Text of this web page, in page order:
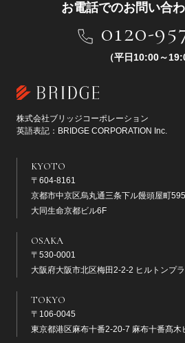
お電話でのお問い合
0120-
（平日10:00～
株式会社ブリッジコーポレーション
英語表記：BRIDGE CORPORATION Inc.
KYOTO
〒604-8161
京都市中京区烏丸通三条下ル饅頭屋町
大同生命京都ビル6F
OSAKA
〒530-0001
大阪府大阪市北区梅田2-2-2 ヒルトンプ
TOKYO
〒106-0045
東京都港区麻布十番2-20-7 麻布十番髙木